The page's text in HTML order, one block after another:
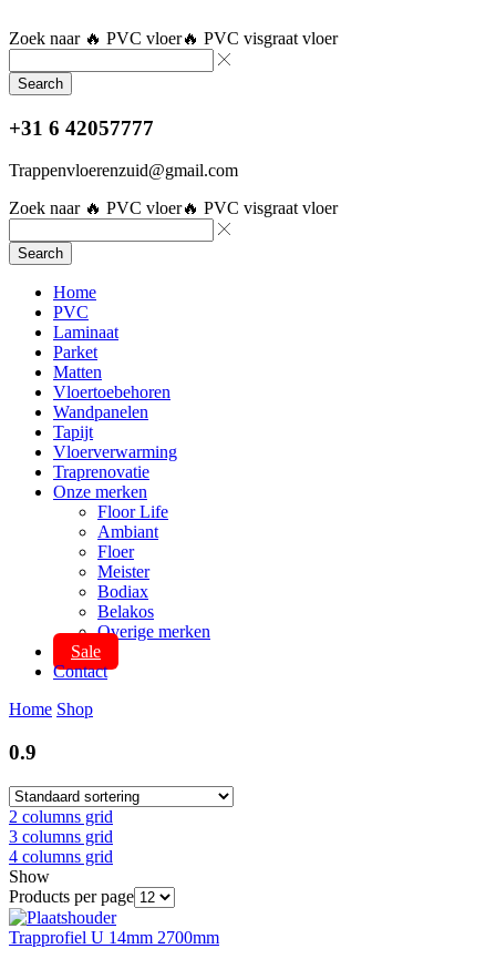
Zoek naar 🔥 PVC vloer🔥 PVC visgraat vloer
Search
+31 6 42057777
Trappenvloerenzuid@gmail.com
Zoek naar 🔥 PVC vloer🔥 PVC visgraat vloer
Search
Home
PVC
Laminaat
Parket
Matten
Vloertoebehoren
Wandpanelen
Tapijt
Vloerverwarming
Traprenovatie
Onze merken
Floor Life
Ambiant
Floer
Meister
Bodiax
Belakos
Overige merken
Sale
Contact
Home Shop
0.9
2 columns grid
3 columns grid
4 columns grid
Show
Products per page
Trapprofiel U 14mm 2700mm